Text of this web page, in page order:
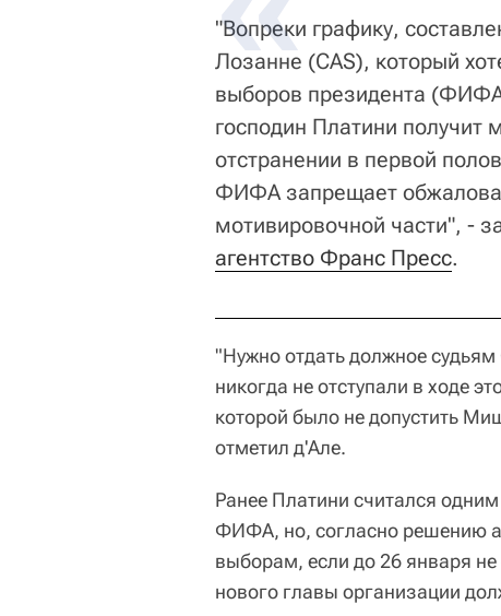
"Вопреки графику,
Лозанне (CAS), который
выборов президента
господин Платини
отстранении в первой
ФИФА запрещает
мотивировочной части", -
агентство Франс Пресс.
"Нужно отдать должное
никогда не отступали в ходе
которой было не допустить
отметил д'Але.
Ранее Платини считался
ФИФА, но, согласно решению
выборам, если до 26 января
нового главы организации